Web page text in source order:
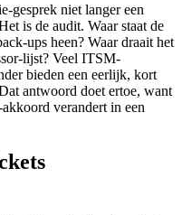
gesprek niet langer een
is de audit. Waar staat de
ups heen? Waar draait het
lijst? Veel ITSM-
bieden een eerlijk, kort
antwoord doet ertoe, want
verandert in een